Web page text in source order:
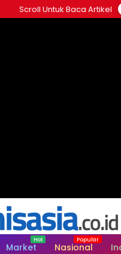
Scroll Untuk Baca Artikel
Market Nasional